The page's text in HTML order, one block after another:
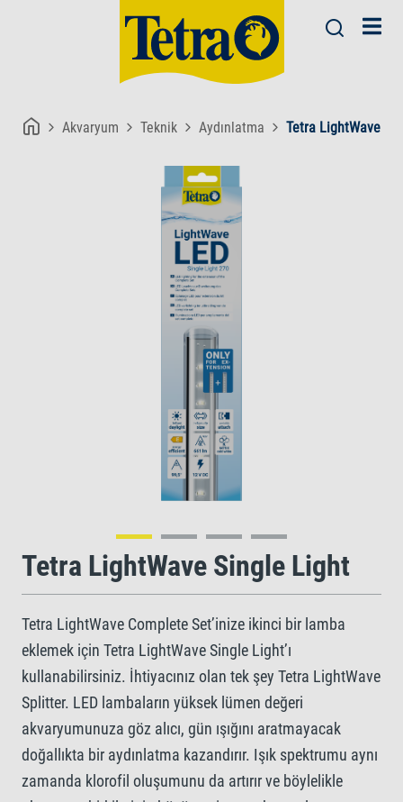
Akvaryum Teknik Aydınlatma Tetra LightWave
Tetra LightWave Single Light
Tetra LightWave Complete Set’inize ikinci bir lamba
eklemek için Tetra LightWave Single Light’ı
kullanabilirsiniz. İhtiyacınız olan tek şey Tetra LightWave
Splitter. LED lambaların yüksek lümen değeri
akvaryumunuza göz alıcı, gün ışığını aratmayacak
doğallıkta bir aydınlatma kazandırır. Işık spektrumu aynı
zamanda klorofil oluşumunu da artırır ve böylelikle